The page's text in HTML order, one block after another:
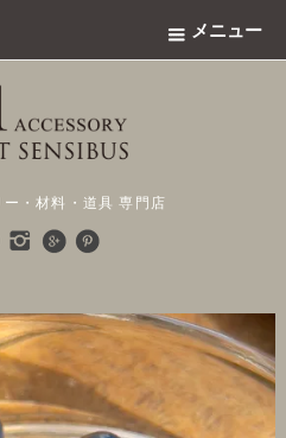
メニュー
・材料・道具 専門店